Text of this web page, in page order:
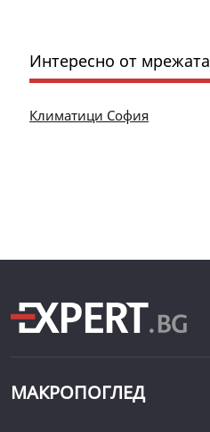
Интересно от мрежата
Климатици София
МАКРОПОГЛЕД